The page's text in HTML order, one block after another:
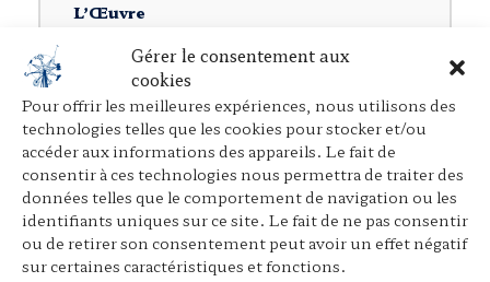
Gérer le consentement aux
cookies
Pour offrir les meilleures expériences, nous utilisons des
technologies telles que les cookies pour stocker et/ou
accéder aux informations des appareils. Le fait de
consentir à ces technologies nous permettra de traiter des
données telles que le comportement de navigation ou les
identifiants uniques sur ce site. Le fait de ne pas consentir
ou de retirer son consentement peut avoir un effet négatif
sur certaines caractéristiques et fonctions.
L’Œuvre
Présentation
Rubriques
Ouvrages individuels
Direction d’ouvrages collectifs
Participation à des ouvrages collectifs
Articles dans des revues juridiques